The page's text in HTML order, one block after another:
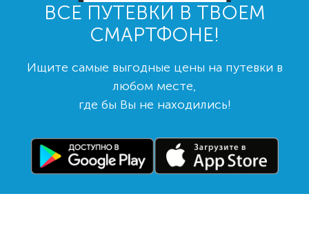
ВСЕ ПУТЕВКИ В ТВОЕМ
СМАРТФОНЕ!
Ищите самые выгодные цены на путевки в
любом месте,
где бы Вы не находились!